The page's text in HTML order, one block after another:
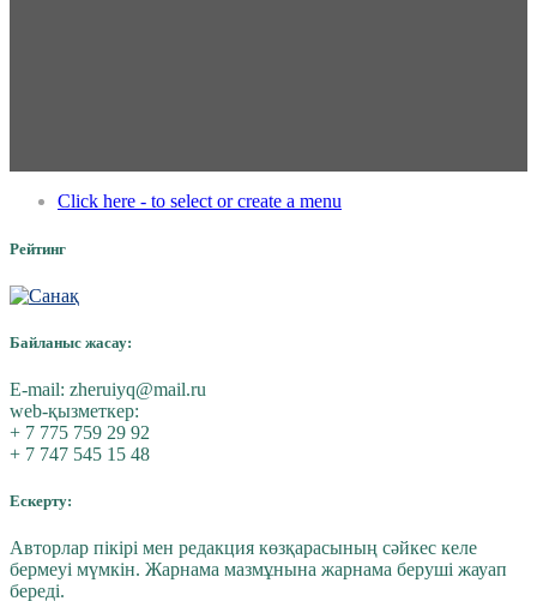
Click here - to select or create a menu
Рейтинг
Байланыс жасау:
E-mail: zheruiyq@mail.ru
web-қызметкер:
+ 7 775 759 29 92
+ 7 747 545 15 48
Ескерту:
Авторлар пікірі мен редакция көзқарасының сәйкес келе
бермеуі мүмкін. Жарнама мазмұнына жарнама беруші жауап
береді.